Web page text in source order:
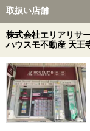
取扱い店舗
株式会社エリアリサ
ハウスモ不動産 天王